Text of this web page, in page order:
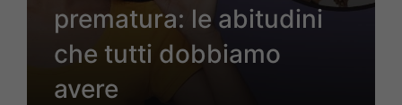
prematura: le abitudini
che tutti dobbiamo
avere